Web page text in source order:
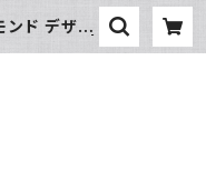
ンド デザイ